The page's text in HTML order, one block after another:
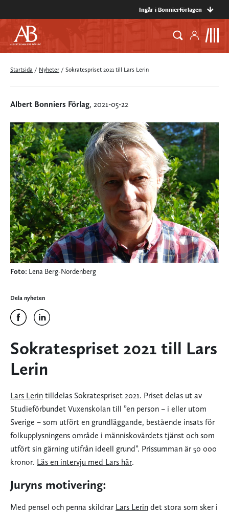
Ingår i Bonnierförlagen
Startsida / Nyheter / Sokratespriset 2021 till Lars Lerin
Albert Bonniers Förlag, 2021-05-22
Foto: Lena Berg-Nordenberg
Dela nyheten
Sokratespriset 2021 till Lars
Lerin
Lars Lerin tilldelas Sokratespriset 2021. Priset delas ut av
Studieförbundet Vuxenskolan till ”en person – i eller utom
Sverige – som utfört en grundläggande, bestående insats för
folkupplysningens område i människovärdets tjänst och som
utfört sin gärning utifrån ideell grund”. Prissumman är 50 000
kronor. Läs en intervju med Lars här.
Juryns motivering:
Med pensel och penna skildrar Lars Lerin det stora som sker i